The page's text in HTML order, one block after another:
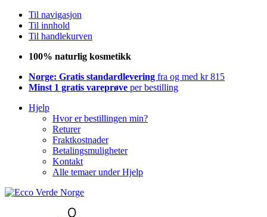
Til navigasjon
Til innhold
Til handlekurven
100% naturlig kosmetikk
Norge: Gratis standardlevering fra og med kr 815
Minst 1 gratis vareprøve per bestilling
Hjelp
Hvor er bestillingen min?
Returer
Fraktkostnader
Betalingsmuligheter
Kontakt
Alle temaer under Hjelp